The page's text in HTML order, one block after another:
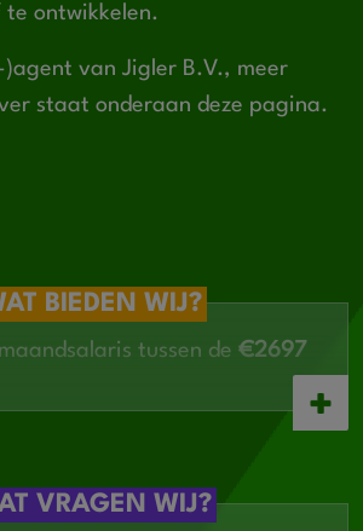
te ontwikkelen.
)agent van Jigler B.V., meer
staat onderaan deze pagina.
BIEDEN WIJ?
tussen de €2697
VRAGEN WIJ?